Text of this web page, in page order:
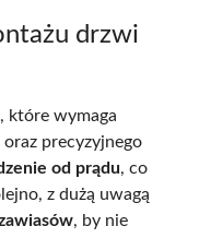
drzwi
które wymaga
precyzyjnego
od prądu, co
z dużą uwagą
, by nie